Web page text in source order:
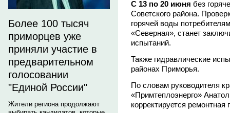
Более 100 тысяч
приморцев уже
приняли участие в
предварительном
голосовании
"Единой России"
Жители региона продолжают
С 13 по 20 июня без
Советского района.
горячей воды
«Северная», станет
испытаний.
Также гидравлические
районах Приморья.
По словам руководителя
«Примтеплоэнерго»
корректируется ремонтная